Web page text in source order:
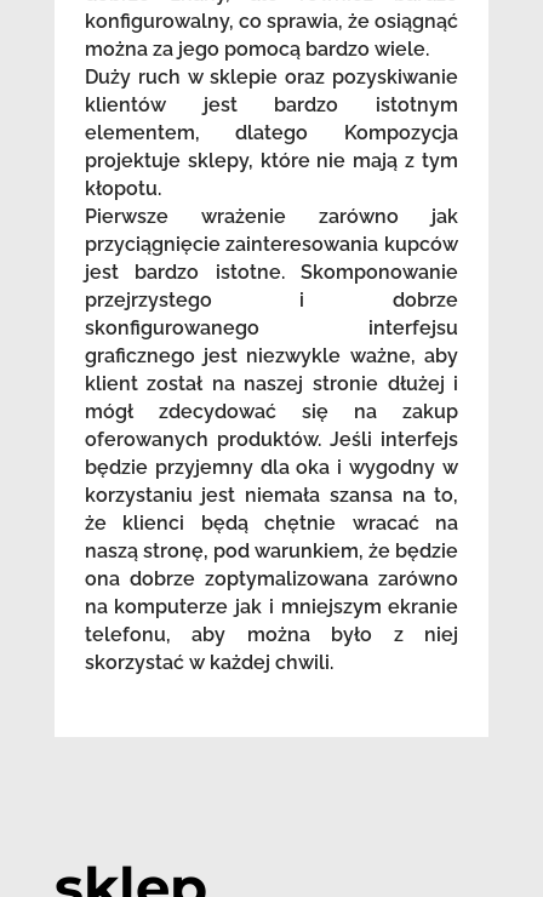
konfigurowalny, co sprawia, że osiągnąć
można za jego pomocą bardzo wiele.
Duży ruch w sklepie oraz pozyskiwanie
klientów jest bardzo istotnym
elementem, dlatego Kompozycja
projektuje sklepy, które nie mają z tym
kłopotu.
Pierwsze wrażenie zarówno jak
przyciągnięcie zainteresowania kupców
jest bardzo istotne. Skomponowanie
przejrzystego i dobrze
skonfigurowanego interfejsu
graficznego jest niezwykle ważne, aby
klient został na naszej stronie dłużej i
mógł zdecydować się na zakup
oferowanych produktów. Jeśli interfejs
będzie przyjemny dla oka i wygodny w
korzystaniu jest niemała szansa na to,
że klienci będą chętnie wracać na
naszą stronę, pod warunkiem, że będzie
ona dobrze zoptymalizowana zarówno
na komputerze jak i mniejszym ekranie
telefonu, aby można było z niej
skorzystać w każdej chwili.